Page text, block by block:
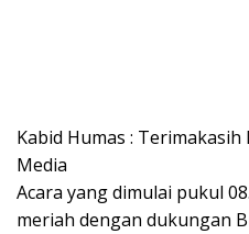
Kabid Humas :
Media
Acara yang dimulai pukul
meriah dengan dukungan